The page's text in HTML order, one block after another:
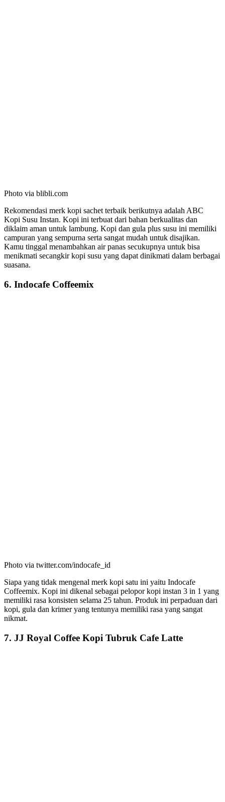
Photo via blibli.com
Rekomendasi merk kopi sachet terbaik berikutnya adalah ABC
Kopi Susu Instan. Kopi ini terbuat dari bahan berkualitas dan
diklaim aman untuk lambung. Kopi dan gula plus susu ini memiliki
campuran yang sempurna serta sangat mudah untuk disajikan.
Kamu tinggal menambahkan air panas secukupnya untuk bisa
menikmati secangkir kopi susu yang dapat dinikmati dalam berbagai
suasana.
6. Indocafe Coffeemix
Photo via twitter.com/indocafe_id
Siapa yang tidak mengenal merk kopi satu ini yaitu Indocafe
Coffeemix. Kopi ini dikenal sebagai pelopor kopi instan 3 in 1 yang
memiliki rasa konsisten selama 25 tahun. Produk ini perpaduan dari
kopi, gula dan krimer yang tentunya memiliki rasa yang sangat
nikmat.
7. JJ Royal Coffee Kopi Tubruk Cafe Latte